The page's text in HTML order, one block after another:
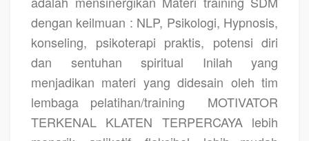
dengan keilmuan : NLP, Psikologi, Hypnosis,
konseling, psikoterapi praktis, potensi diri
dan sentuhan spiritual Inilah yang
menjadikan materi yang didesain oleh tim
lembaga pelatihan/training
MOTIVATOR
TERKENAL KLATEN TERPERCAYA lebih